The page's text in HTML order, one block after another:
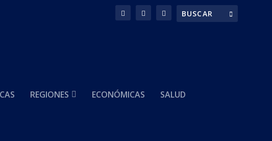
REGIONES ECONÓMICAS SALUD